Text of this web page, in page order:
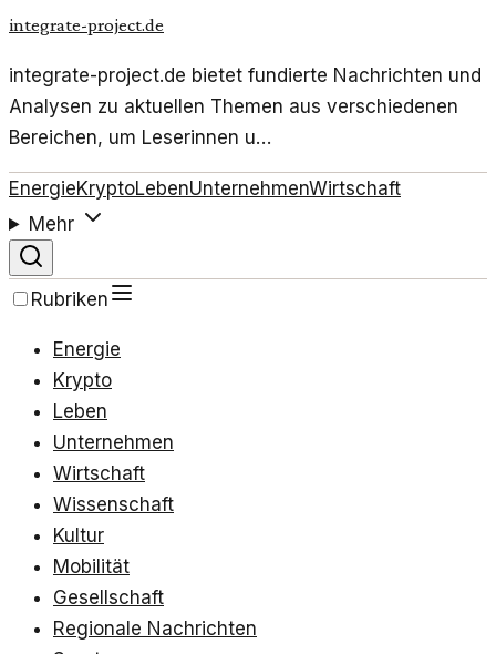
integrate-project.de
integrate-project.de bietet fundierte Nachrichten und
Analysen zu aktuellen Themen aus verschiedenen
Bereichen, um Leserinnen u…
EnergieKryptoLebenUnternehmenWirtschaft
Mehr
Rubriken
Energie
Krypto
Leben
Unternehmen
Wirtschaft
Wissenschaft
Kultur
Mobilität
Gesellschaft
Regionale Nachrichten